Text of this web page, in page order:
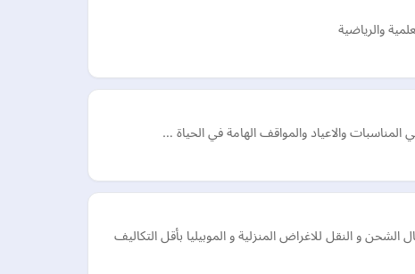
والرياضية
المناسبات والاعياد والمواقف الهامة في الحياة …
و النقل للاغراض المنزلية و الموبيليا بأقل التكاليف